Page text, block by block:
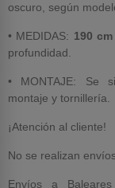
oscuro, según
• MEDIDAS: 190
profundidad.
• MONTAJE: Se
montaje y tornillería.
¡Atención al cliente!
No se realizan
Envíos a